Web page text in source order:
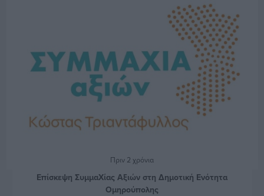
Πριν 2 χρόνια
Επίσκεψη ΣυμμαΧίας Αξιών στη Δημοτική Ενότητα
Ομηρούπολης